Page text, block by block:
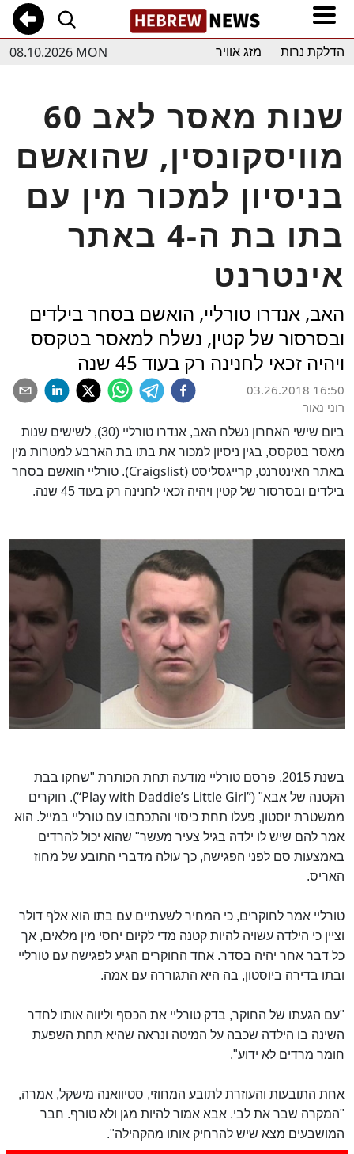
08.10.2026 MON הדלקת נרות מזג אוויר
60 שנות מאסר לאב
מוויסקונסין, שהואשם
בניסיון למכור מין עם
בתו בת ה-4 באתר
אינטרנט
האב, אנדרו טורליי, הואשם בסחר בילדים
ובסרסור של קטין, נשלח למאסר בטקסס
ויהיה זכאי לחנינה רק בעוד 45 שנה
03.26.2018 16:50
רוני נאור
ביום שישי האחרון נשלח האב, אנדרו טורליי (30), לשישים שנות
מאסר בטקסס, בגין ניסיון למכור את בתו בת הארבע למטרות מין
באתר האינטרנט, קרייגסליסט (Craigslist). טורליי הואשם בסחר
בילדים ובסרסור של קטין ויהיה זכאי לחנינה רק בעוד 45 שנה.
בשנת 2015, פרסם טורליי מודעה תחת הכותרת "שחקו בבת
הקטנה של אבא" (“Play with Daddie’s Little Girl”). חוקרים
ממשטרת יוסטון, פעלו תחת כיסוי והתכתבו עם טורליי במייל. הוא
אמר להם שיש לו ילדה בגיל צעיר מעשר" שהוא יכול להרדים
באמצעות סם לפני הפגישה, כך עולה מדברי התובע של מחוז
האריס.
טורליי אמר לחוקרים, כי המחיר לשעתיים עם בתו הוא אלף דולר
וציין כי הילדה עשויה להיות קטנה מדי לקיום יחסי מין מלאים, אך
כל דבר אחר יהיה בסדר. אחד החוקרים הגיע לפגישה עם טורליי
ובתו בדירה ביוסטון, בה היא התגוררה עם אמה.
"עם הגעתו של החוקר, בדק טורליי את הכסף וליווה אותו לחדר
השינה בו הילדה שכבה על המיטה ונראה שהיא תחת השפעת
חומר מרדים לא ידוע".
אחת התובעות והעוזרת לתובע המחוזי, סטיוואנה מישקל, אמרה,
"המקרה שבר את לבי. אבא אמור להיות מגן ולא טורף. חבר
המושבעים מצא שיש להרחיק אותו מהקהילה".